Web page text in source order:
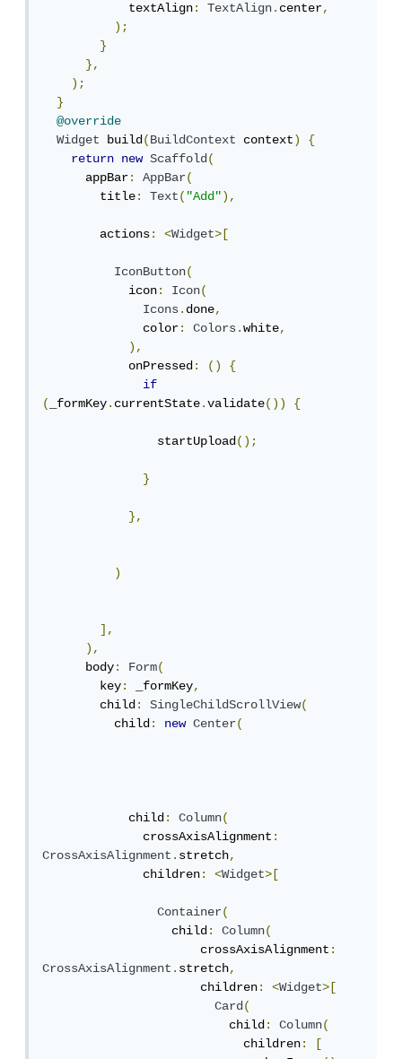
            textAlign
: TextAlign.center,
);
}
},
);
}
@override
Widget
build(BuildContext context)
{
return
new Scaffold(
      appBar
: AppBar(
        title
: Text("Add"),
        actions
: <Widget>[
IconButton(
            icon
: Icon(
Icons.done,
              color
: Colors.white,
),
            onPressed
: ()
{
if
(
_formKey.currentState.validate()) {
                startUpload
();
}
},
)
],
),
      body
: Form(
        key
: _formKey,
        child
: SingleChildScrollView(
          child
: new Center(
            child
: Column(
              crossAxisAlignment
:
CrossAxisAlignment.stretch,
              children
: <Widget>[
Container(
                  child
: Column(
                      crossAxisAlignment
:
CrossAxisAlignment.stretch,
                      children
: <Widget>[
Card(
                          child
: Column(
                            children
:
[